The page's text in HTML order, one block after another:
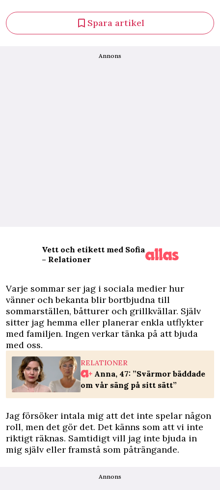
Spara artikel
Annons
Vett och etikett med Sofia
– Relationer
Varje sommar ser jag i sociala medier hur
vänner och bekanta blir bortbjudna till
sommarställen, båtturer och grillkvällar. Själv
sitter jag hemma eller planerar enkla utflykter
med familjen. Ingen verkar tänka på att bjuda
med oss.
RELATIONER
Anna, 47: ”Svärmor bäddade
om vår säng på sitt sätt”
Jag försöker intala mig att det inte spelar någon
roll, men det gör det. Det känns som att vi inte
riktigt räknas. Samtidigt vill jag inte bjuda in
mig själv eller framstå som påträngande.
Annons